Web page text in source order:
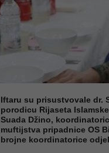
Iftaru su prisustvovale dr.
porodicu Rijaseta
Suada Džino,
muftijstva pripadnice OS
brojne koordinatorice